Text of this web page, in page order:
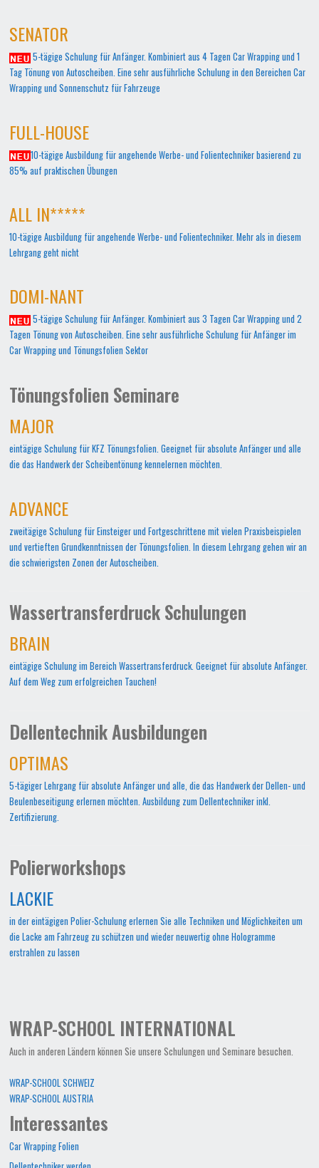
SENATOR
5-tägige Schulung für Anfänger. Kombiniert aus 4 Tagen Car Wrapping und 1
Tag Tönung von Autoscheiben. Eine sehr ausführliche Schulung in den Bereichen Car
Wrapping und Sonnenschutz für Fahrzeuge
FULL-HOUSE
10-tägige Ausbildung für angehende Werbe- und Folientechniker basierend zu
85% auf praktischen Übungen
ALL IN*****
10-tägige Ausbildung für angehende Werbe- und Folientechniker. Mehr als in diesem
Lehrgang geht nicht
DOMI-NANT
5-tägige Schulung für Anfänger. Kombiniert aus 3 Tagen Car Wrapping und 2
Tagen Tönung von Autoscheiben. Eine sehr ausführliche Schulung für Anfänger im
Car Wrapping und Tönungsfolien Sektor
Tönungsfolien Seminare
MAJOR
eintägige Schulung für KFZ Tönungsfolien. Geeignet für absolute Anfänger und alle
die das Handwerk der Scheibentönung kennelernen möchten.
ADVANCE
zweitägige Schulung für Einsteiger und Fortgeschrittene mit vielen Praxisbeispielen
und vertieften Grundkenntnissen der Tönungsfolien. In diesem Lehrgang gehen wir an
die schwierigsten Zonen der Autoscheiben.
Wassertransferdruck Schulungen
BRAIN
eintägige Schulung im Bereich Wassertransferdruck. Geeignet für absolute Anfänger.
Auf dem Weg zum erfolgreichen Tauchen!
Dellentechnik Ausbildungen
OPTIMAS
5-tägiger Lehrgang für absolute Anfänger und alle, die das Handwerk der Dellen- und
Beulenbeseitigung erlernen möchten. Ausbildung zum Dellentechniker inkl.
Zertifizierung.
Polierworkshops
LACKIE
in der eintägigen Polier-Schulung erlernen Sie alle Techniken und Möglichkeiten um
die Lacke am Fahrzeug zu schützen und wieder neuwertig ohne Hologramme
erstrahlen zu lassen
WRAP-SCHOOL INTERNATIONAL
Auch in anderen Ländern können Sie unsere Schulungen und Seminare besuchen.
WRAP-SCHOOL SCHWEIZ
WRAP-SCHOOL AUSTRIA
Interessantes
Car Wrapping Folien